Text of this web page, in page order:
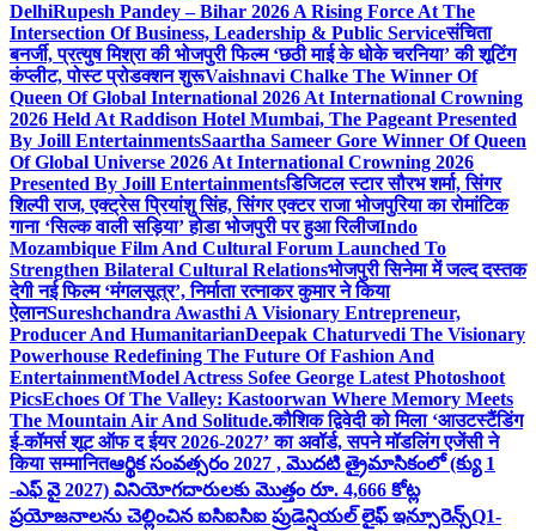
DelhiRupesh Pandey – Bihar 2026 A Rising Force At The
Intersection Of Business, Leadership & Public Serviceसंचिता
बनर्जी, प्रत्युष मिश्रा की भोजपुरी फिल्म ‘छठी माई के धोके चरनिया’ की शूटिंग
कंप्लीट, पोस्ट प्रोडक्शन शुरूVaishnavi Chalke The Winner Of
Queen Of Global International 2026 At International Crowning
2026 Held At Raddison Hotel Mumbai, The Pageant Presented
By Joill EntertainmentsSaartha Sameer Gore Winner Of Queen
Of Global Universe 2026 At International Crowning 2026
Presented By Joill Entertainmentsडिजिटल स्टार सौरभ शर्मा, सिंगर
शिल्पी राज, एक्ट्रेस प्रियांशु सिंह, सिंगर एक्टर राजा भोजपुरिया का रोमांटिक
गाना ‘सिल्क वाली सड़िया’ होडा भोजपुरी पर हुआ रिलीजIndo
Mozambique Film And Cultural Forum Launched To
Strengthen Bilateral Cultural Relationsभोजपुरी सिनेमा में जल्द दस्तक
देगी नई फिल्म ‘मंगलसूत्र’, निर्माता रत्नाकर कुमार ने किया
ऐलानSureshchandra Awasthi A Visionary Entrepreneur,
Producer And HumanitarianDeepak Chaturvedi The Visionary
Powerhouse Redefining The Future Of Fashion And
EntertainmentModel Actress Sofee George Latest Photoshoot
PicsEchoes Of The Valley: Kastoorwan Where Memory Meets
The Mountain Air And Solitude.कौशिक द्विवेदी को मिला ‘आउटस्टैंडिंग
ई-कॉमर्स शूट ऑफ द ईयर 2026-2027’ का अवॉर्ड, सपने मॉडलिंग एजेंसी ने
किया सम्मानितఆర్థిక సంవత్సరం 2027 , మొదటి త్రైమాసికంలో (క్యు 1
-ఎఫ్ వై 2027) వినియోగదారులకు మొత్తం రూ. 4,666 కోట్ల
ప్రయోజనాలను చెల్లించిన ఐసిఐసిఐ ప్రుడెన్షియల్ లైఫ్ ఇన్సూరెన్స్Q1-